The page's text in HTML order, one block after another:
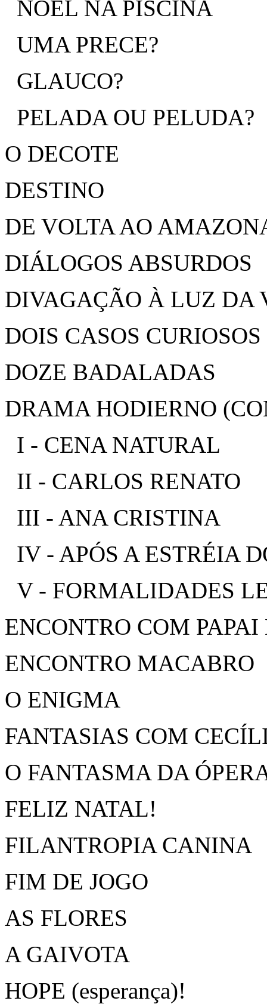
NOEL NA PISCINA
UMA PRECE?
GLAUCO?
PELADA OU PELUDA?
O DECOTE
DESTINO
DE VOLTA AO
DIÁLOGOS ABSURDOS
DIVAGAÇÃO À LUZ DA
DOIS CASOS CURIOSOS
DOZE BADALADAS
DRAMA HODIERNO
I - CENA NATURAL
II - CARLOS RENATO
III - ANA CRISTINA
IV - APÓS A ESTRÉIA
V - FORMALIDADES
ENCONTRO COM PAPAI
ENCONTRO MACABRO
O ENIGMA
FANTASIAS COM
O FANTASMA DA
FELIZ NATAL!
FILANTROPIA CANINA
FIM DE JOGO
AS FLORES
A GAIVOTA
HOPE (esperança)!